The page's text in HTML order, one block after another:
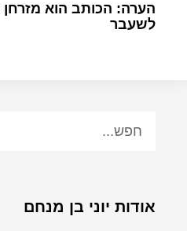
הערה: הכותב הוא
לשעבר
אודות יוני בן מנחם